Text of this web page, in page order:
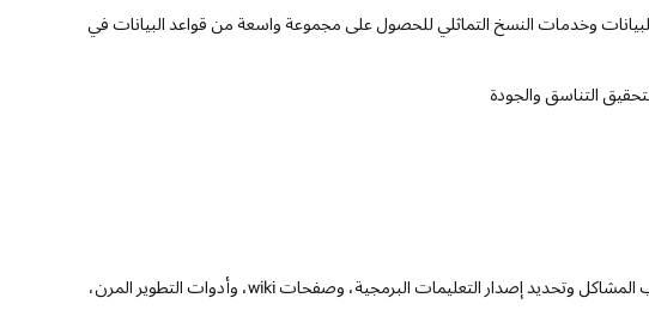
وخدمات النسخ التماثلي للحصول على مجموعة واسعة من قواعد البيانات في
تستخدم أدوات إنتاجية المطورين، بما في ذلك تعقب المشاكل وتحديد إصدار التعليمات البرمجية، وصفحات wiki، وأدوات التطوير المرن،